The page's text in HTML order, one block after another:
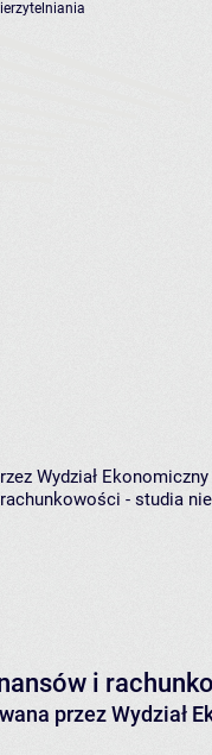
Wydział Ekonomiczny
- studia
i
przez Wydział